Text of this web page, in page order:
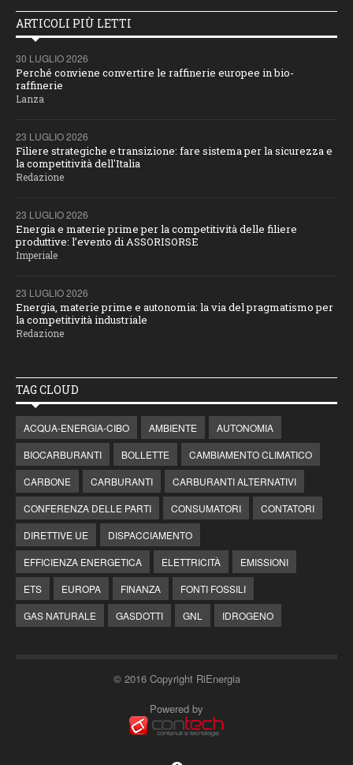
ARTICOLI PIÙ LETTI
30 LUGLIO 2026
Perché conviene convertire le raffinerie europee in bio-
raffinerie
Lanza
23 LUGLIO 2026
Filiere strategiche e transizione: fare sistema per la sicurezza e
la competitività dell'Italia
Redazione
23 LUGLIO 2026
Energia e materie prime per la competitività delle filiere
produttive: l’evento di ASSORISORSE
Imperiale
23 LUGLIO 2026
Energia, materie prime e autonomia: la via del pragmatismo per
la competitività industriale
Redazione
TAG CLOUD
ACQUA-ENERGIA-CIBO AMBIENTE
AUTONOMIA
BIOCARBURANTI
BOLLETTE
CAMBIAMENTO CLIMATICO
CARBONE
CARBURANTI
CARBURANTI ALTERNATIVI
CONFERENZA DELLE PARTI
CONSUMATORI
CONTATORI
DIRETTIVE UE
DISPACCIAMENTO
EFFICIENZA ENERGETICA
ELETTRICITÀ
EMISSIONI
ETS
EUROPA FINANZA
FONTI FOSSILI
GAS NATURALE
GASDOTTI GNL IDROGENO
© 2016 Copyright RiEnergia
Powered by